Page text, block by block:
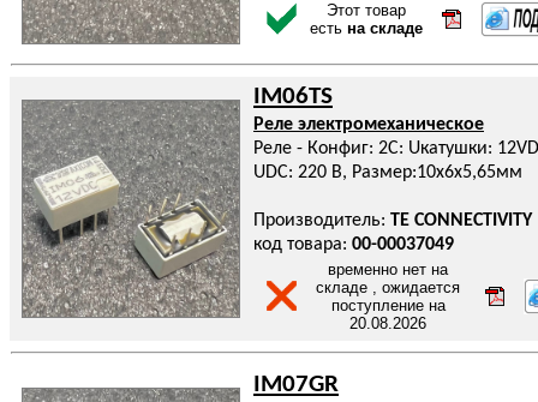
Этот товар
есть на складе
IM06TS
Реле электромеханическое
Реле - Конфиг: 2C: Uкатушки:
UDC: 220 В, Размер:10x6x5,65мм
Производитель: TE CONNECTIVITY
код товара: 00-00037049
временно нет на
складе , ожидается
поступление на
20.08.2026
IM07GR